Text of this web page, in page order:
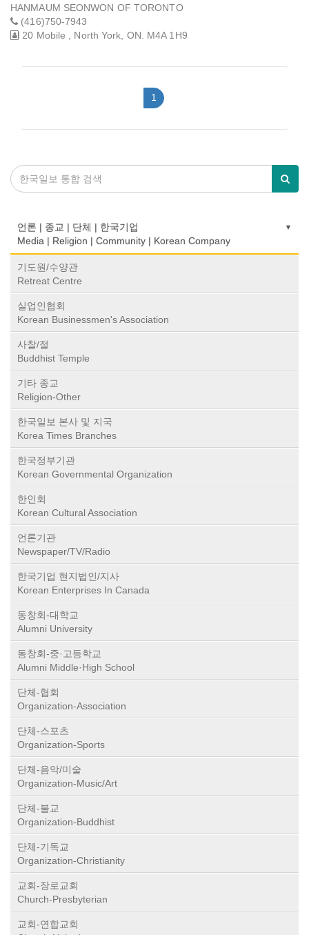
HANMAUM SEONWON OF TORONTO
(416)750-7943
20 Mobile , North York, ON. M4A 1H9
1
언론 | 종교 | 단체 | 한국기업
Media | Religion | Community | Korean Company
기도원/수양관
Retreat Centre
실업인협회
Korean Businessmen's Association
사찰/절
Buddhist Temple
기타 종교
Religion-Other
한국일보 본사 및 지국
Korea Times Branches
한국정부기관
Korean Governmental Organization
한인회
Korean Cultural Association
언론기관
Newspaper/TV/Radio
한국기업 현지법인/지사
Korean Enterprises In Canada
동창회-대학교
Alumni University
동창회-중·고등학교
Alumni Middle·High School
단체-협회
Organization-Association
단체-스포츠
Organization-Sports
단체-음악/미술
Organization-Music/Art
단체-불교
Organization-Buddhist
단체-기독교
Organization-Christianity
교회-장로교회
Church-Presbyterian
교회-연합교회